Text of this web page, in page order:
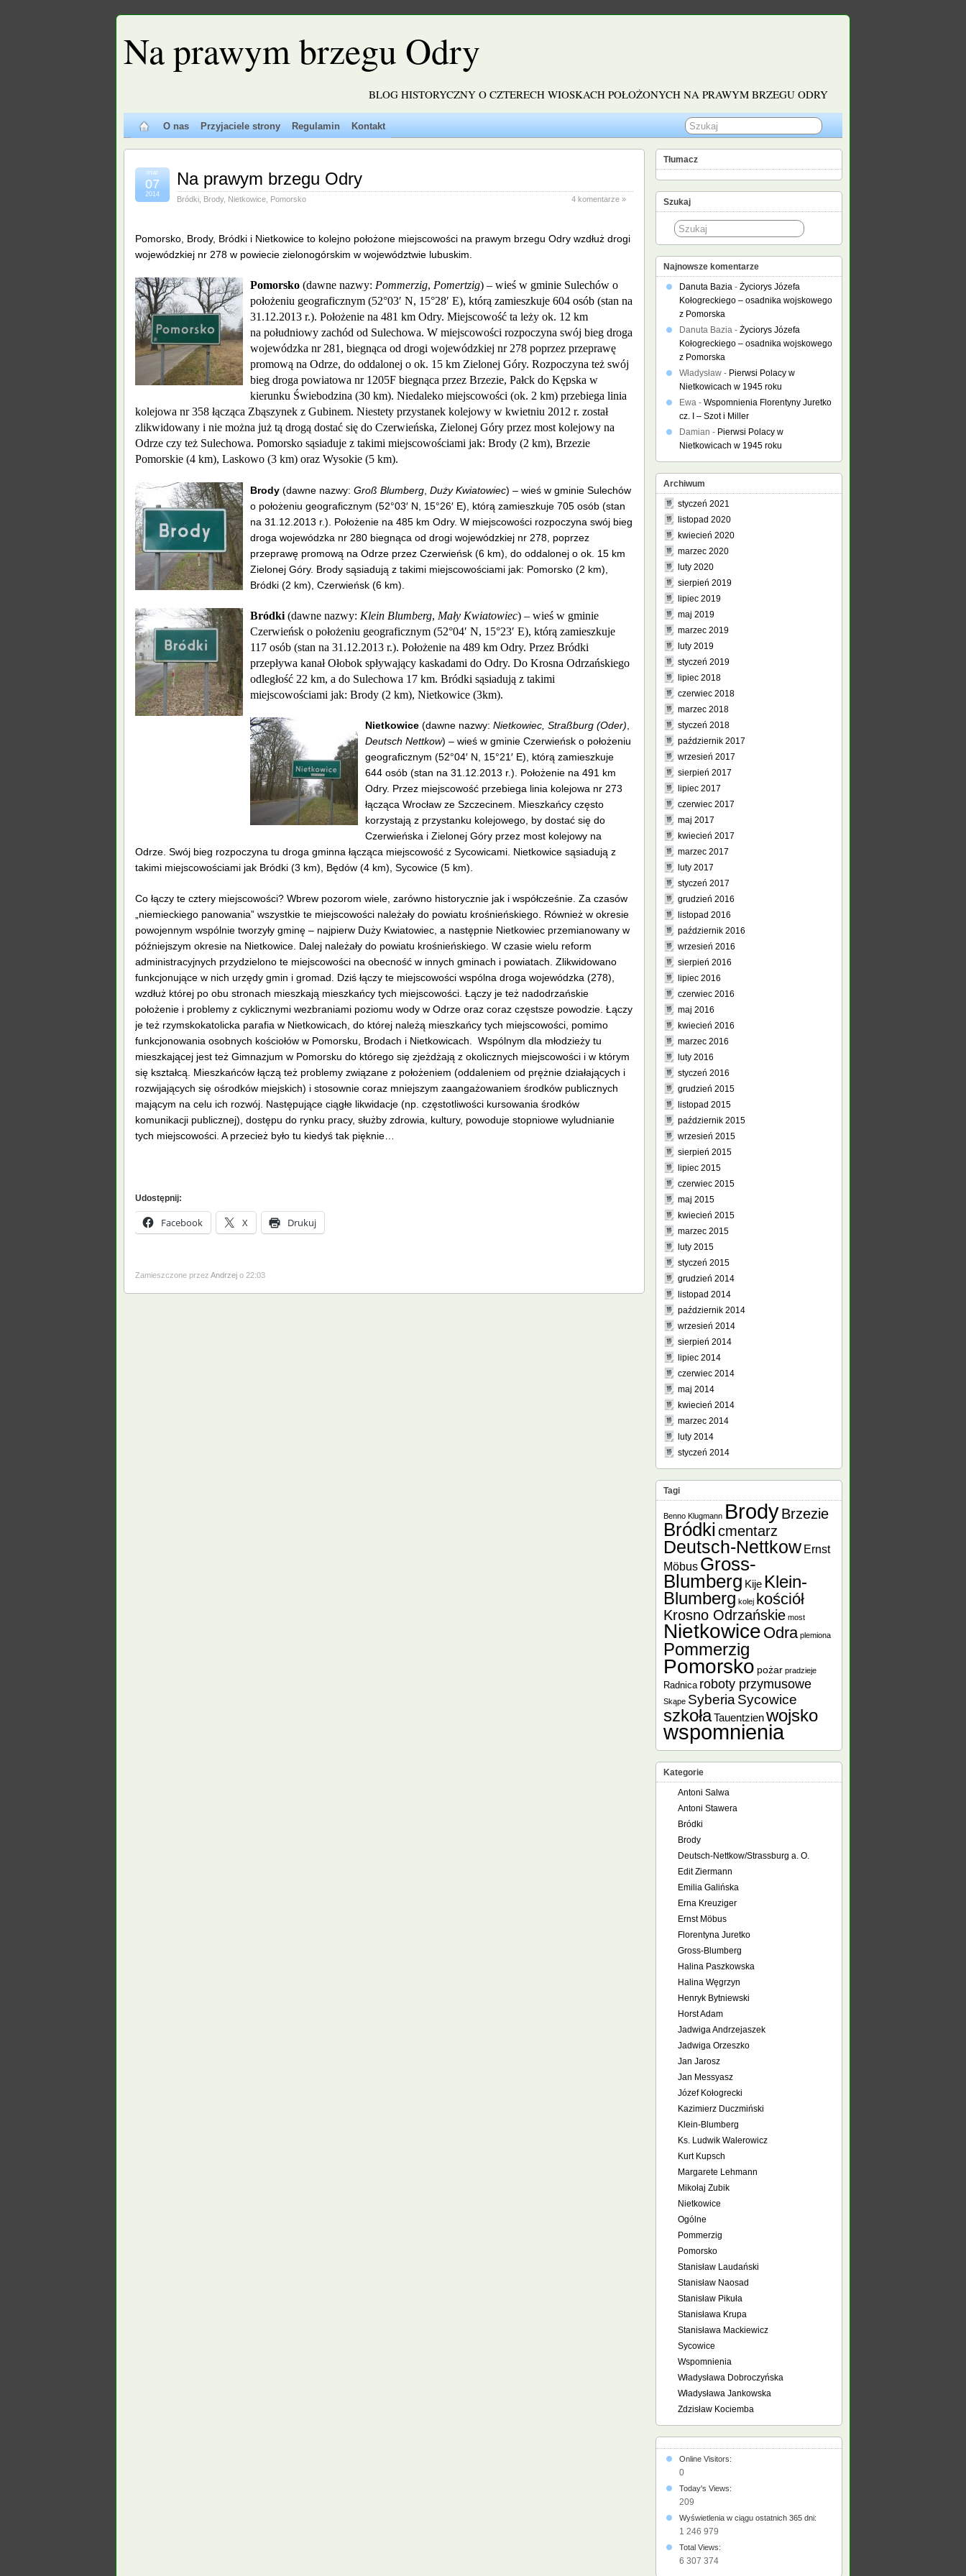
Na prawym brzegu Odry
BLOG HISTORYCZNY O CZTERECH WIOSKACH POŁOŻONYCH NA PRAWYM BRZEGU ODRY
O nas Przyjaciele strony Regulamin Kontakt
Na prawym brzegu Odry
Bródki Brody, Nietkowice Pomorsko 4 komentarze »
mar
07
2014
Pomorsko, Brody, Bródki i Nietkowice to kolejno położone miejscowości na prawym brzegu Odry wzdłuż drogi
wojewódzkiej nr 278 w powiecie zielonogórskim w województwie lubuskim.
Pomorsko (dawne nazwy: Pommerzig, Pomertzig) – wieś w gminie Sulechów o
położeniu geograficznym (52°03′ N, 15°28′ E), którą zamieszkuje 604 osób (stan na
31.12.2013 r.). Położenie na 481 km Odry. Miejscowość ta leży ok. 12 km
na południowy zachód od Sulechowa. W miejscowości rozpoczyna swój bieg droga
wojewódzka nr 281, biegnąca od drogi wojewódzkiej nr 278 poprzez przeprawę
promową na Odrze, do oddalonej o ok. 15 km Zielonej Góry. Rozpoczyna też swój
bieg droga powiatowa nr 1205F biegnąca przez Brzezie, Pałck do Kępska w
kierunku Świebodzina (30 km). Niedaleko miejscowości (ok. 2 km) przebiega linia
kolejowa nr 358 łącząca Zbąszynek z Gubinem. Niestety przystanek kolejowy w kwietniu 2012 r. został
zlikwidowany i nie można już tą drogą dostać się do Czerwieńska, Zielonej Góry przez most kolejowy na
Odrze czy też Sulechowa. Pomorsko sąsiaduje z takimi miejscowościami jak: Brody (2 km), Brzezie
Pomorskie (4 km), Laskowo (3 km) oraz Wysokie (5 km).
Brody (dawne nazwy: Groß Blumberg Duży Kwiatowiec) – wieś w gminie Sulechów
o położeniu geograficznym (52°03′ N, 15°26′ E), którą zamieszkuje 705 osób (stan
na 31.12.2013 r.). Położenie na 485 km Odry. W miejscowości rozpoczyna swój bieg
droga wojewódzka nr 280 biegnąca od drogi wojewódzkiej nr 278, poprzez
przeprawę promową na Odrze przez Czerwieńsk (6 km), do oddalonej o ok. 15 km
Zielonej Góry. Brody sąsiadują z takimi miejscowościami jak: Pomorsko (2 km),
Bródki (2 km), Czerwieńsk (6 km).
Bródki (dawne nazwy: Klein Blumberg, Mały Kwiatowiec) – wieś w gminie
Czerwieńsk o położeniu geograficznym (52°04′ N, 15°23′ E), którą zamieszkuje
117 osób (stan na 31.12.2013 r.). Położenie na 489 km Odry. Przez Bródki
przepływa kanał Ołobok spływający kaskadami do Odry. Do Krosna Odrzańskiego
odległość 22 km, a do Sulechowa 17 km. Bródki sąsiadują z takimi
miejscowościami jak: Brody (2 km), Nietkowice (3km).
Nietkowice (dawne nazwy: Nietkowiec, Straßburg (Oder),
Deutsch Nettkow) – wieś w gminie Czerwieńsk o położeniu
geograficznym (52°04′ N, 15°21′ E), którą zamieszkuje
644 osób (stan na 31.12.2013 r.). Położenie na 491 km
Odry. Przez miejscowość przebiega linia kolejowa nr 273
łącząca Wrocław ze Szczecinem. Mieszkańcy często
korzystają z przystanku kolejowego, by dostać się do
Czerwieńska i Zielonej Góry przez most kolejowy na
Odrze. Swój bieg rozpoczyna tu droga gminna łącząca miejscowość z Sycowicami. Nietkowice sąsiadują z
takimi miejscowościami jak Bródki (3 km), Będów (4 km), Sycowice (5 km).
Co łączy te cztery miejscowości? Wbrew pozorom wiele, zarówno historycznie jak i współcześnie. Za czasów
„niemieckiego panowania” wszystkie te miejscowości należały do powiatu krośnieńskiego. Również w okresie
powojennym wspólnie tworzyły gminę – najpierw Duży Kwiatowiec, a następnie Nietkowiec przemianowany w
późniejszym okresie na Nietkowice. Dalej należały do powiatu krośnieńskiego. W czasie wielu reform
administracyjnych przydzielono te miejscowości na obecność w innych gminach i powiatach. Zlikwidowano
funkcjonujące w nich urzędy gmin i gromad. Dziś łączy te miejscowości wspólna droga wojewódzka (278),
wzdłuż której po obu stronach mieszkają mieszkańcy tych miejscowości. Łączy je też nadodrzańskie
położenie i problemy z cyklicznymi wezbraniami poziomu wody w Odrze oraz coraz częstsze powodzie. Łączy
je też rzymskokatolicka parafia w Nietkowicach, do której należą mieszkańcy tych miejscowości, pomimo
funkcjonowania osobnych kościołów w Pomorsku, Brodach i Nietkowicach. Wspólnym dla młodzieży tu
mieszkającej jest też Gimnazjum w Pomorsku do którego się zjeżdżają z okolicznych miejscowości i w którym
się kształcą. Mieszkańców łączą też problemy związane z położeniem (oddaleniem od prężnie działających i
rozwijających się ośrodków miejskich) i stosownie coraz mniejszym zaangażowaniem środków publicznych
mającym na celu ich rozwój. Następujące ciągłe likwidacje (np. częstotliwości kursowania środków
komunikacji publicznej), dostępu do rynku pracy, służby zdrowia, kultury, powoduje stopniowe wyludnianie
tych miejscowości. A przecież było tu kiedyś tak pięknie…
Udostępnij:
Facebook X Drukuj
Zamieszczone przez Andrzej o 22:03
Tłumacz
Szukaj
Najnowsze komentarze
Danuta Bazia - Życiorys Józefa
Kołogreckiego – osadnika wojskowego
z Pomorska
Danuta Bazia - Życiorys Józefa
Kołogreckiego – osadnika wojskowego
z Pomorska
Władysław - Pierwsi Polacy w
Nietkowicach w 1945 roku
Ewa - Wspomnienia Florentyny Juretko
cz. I – Szot i Miller
Damian - Pierwsi Polacy w
Nietkowicach w 1945 roku
Archiwum
styczeń 2021
listopad 2020
kwiecień 2020
marzec 2020
luty 2020
sierpień 2019
lipiec 2019
maj 2019
marzec 2019
luty 2019
styczeń 2019
lipiec 2018
czerwiec 2018
marzec 2018
styczeń 2018
październik 2017
wrzesień 2017
sierpień 2017
lipiec 2017
czerwiec 2017
maj 2017
kwiecień 2017
marzec 2017
luty 2017
styczeń 2017
grudzień 2016
listopad 2016
październik 2016
wrzesień 2016
sierpień 2016
lipiec 2016
czerwiec 2016
maj 2016
kwiecień 2016
marzec 2016
luty 2016
styczeń 2016
grudzień 2015
listopad 2015
październik 2015
wrzesień 2015
sierpień 2015
lipiec 2015
czerwiec 2015
maj 2015
kwiecień 2015
marzec 2015
luty 2015
styczeń 2015
grudzień 2014
listopad 2014
październik 2014
wrzesień 2014
sierpień 2014
lipiec 2014
czerwiec 2014
maj 2014
kwiecień 2014
marzec 2014
luty 2014
styczeń 2014
Tagi
Benno Klugmann BrodyBrzezie
Bródki cmentarz
Deutsch-Nettkow Ernst
Möbus Gross-
Blumberg Kije Klein-
Blumberg kolej kościół
Krosno Odrzańskie most
Nietkowice Odra plemiona
Pommerzig
Pomorsko pożar pradzieje
Radnica roboty przymusowe
Skąpe Syberia Sycowice
szkołaTauentzienwojsko
wspomnienia
Kategorie
Antoni Salwa
Antoni Stawera
Bródki
Brody
Deutsch-Nettkow/Strassburg a. O.
Edit Ziermann
Emilia Galińska
Erna Kreuziger
Ernst Möbus
Florentyna Juretko
Gross-Blumberg
Halina Paszkowska
Halina Węgrzyn
Henryk Bytniewski
Horst Adam
Jadwiga Andrzejaszek
Jadwiga Orzeszko
Jan Jarosz
Jan Messyasz
Józef Kołogrecki
Kazimierz Duczmiński
Klein-Blumberg
Ks. Ludwik Walerowicz
Kurt Kupsch
Margarete Lehmann
Mikołaj Zubik
Nietkowice
Ogólne
Pommerzig
Pomorsko
Stanisław Laudański
Stanisław Naosad
Stanisław Pikuła
Stanisława Krupa
Stanisława Mackiewicz
Sycowice
Wspomnienia
Władysława Dobroczyńska
Władysława Jankowska
Zdzisław Kociemba
Online Visitors:
0
Today's Views:
209
Wyświetlenia w ciągu ostatnich 365 dni:
1 246 979
Total Views:
6 307 374